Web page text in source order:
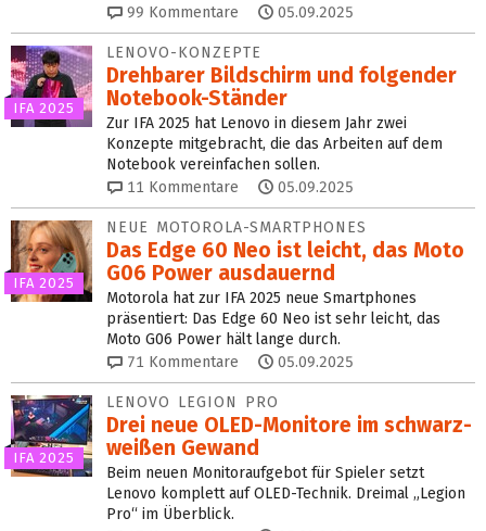
99 Kommentare 05.09.2025
IFA 2025
LENOVO-KONZEPTE
Drehbarer Bildschirm und folgender
Notebook-Ständer
Zur IFA 2025 hat Lenovo in diesem Jahr zwei
Konzepte mitgebracht, die das Arbeiten auf dem
Notebook vereinfachen sollen.
11 Kommentare 05.09.2025
IFA 2025
NEUE MOTOROLA-SMARTPHONES
Das Edge 60 Neo ist leicht, das Moto
G06 Power ausdauernd
Motorola hat zur IFA 2025 neue Smartphones
präsentiert: Das Edge 60 Neo ist sehr leicht, das
Moto G06 Power hält lange durch.
71 Kommentare 05.09.2025
IFA 2025
LENOVO LEGION PRO
Drei neue OLED-Monitore im schwarz-
weißen Gewand
Beim neuen Monitoraufgebot für Spieler setzt
Lenovo komplett auf OLED-Technik. Dreimal „Legion
Pro“ im Überblick.